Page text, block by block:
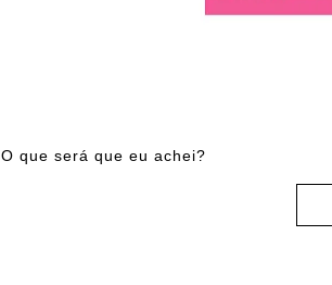
O que será que eu achei?